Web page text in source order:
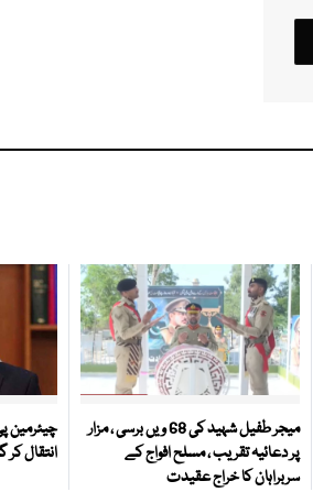
میجر طفیل شہید کی 68 ویں برسی ، مزار
پر دعائیہ تقریب ، مسلح افواج کے
سربراہان کا خراج عقیدت
چیئرمین
انتقال کر